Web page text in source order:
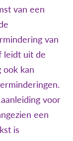
van een
van
leidt uit de
ook kan
voor
een
is